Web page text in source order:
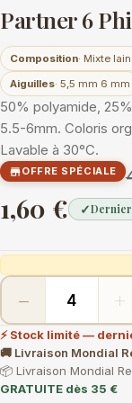
Partner 6
Composition· Mixte
Aiguilles· 5,5 mm 6 mm
50% polyamide,
5.5-6mm. Coloris
Lavable à 30°C.
OFFRE SPÉCIALE
1,60 € ✓
− +
⚡ Stock limité —
🚚 Livraison Mondial
📦 Livraison Mondial
GRATUITE dès 35 €